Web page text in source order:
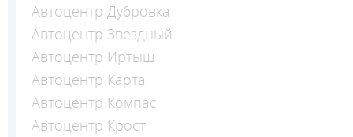
Автоцентр Дубровка
Автоцентр Звездный
Автоцентр Иртыш
Автоцентр Карта
Автоцентр Компас
Автоцентр Крост